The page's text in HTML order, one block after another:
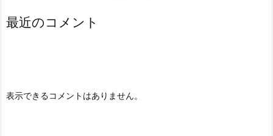
最近のコメント
表示できるコメントはありません。